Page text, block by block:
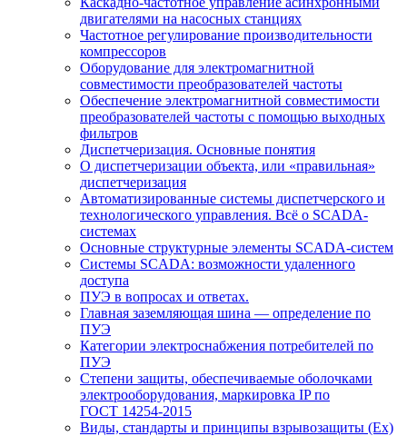
двигателями на насосных станциях
Частотное регулирование производительности
компрессоров
Оборудование для электромагнитной
совместимости преобразователей частоты
Обеспечение электромагнитной совместимости
преобразователей частоты с помощью выходных
фильтров
Диспетчеризация. Основные понятия
О диспетчеризации объекта, или «правильная»
диспетчеризация
Автоматизированные системы диспетчерского и
технологического управления. Всё о SCADA-
системах
Основные структурные элементы SCADA-систем
Системы SCADA: возможности удаленного
доступа
ПУЭ в вопросах и ответах.
Главная заземляющая шина — определение по
ПУЭ
Категории электроснабжения потребителей по
ПУЭ
Степени защиты, обеспечиваемые оболочками
электрооборудования, маркировка IP по
ГОСТ 14254-2015
Виды, стандарты и принципы взрывозащиты (Ex)